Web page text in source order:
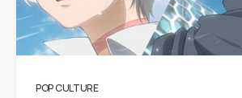
POP CULTURE